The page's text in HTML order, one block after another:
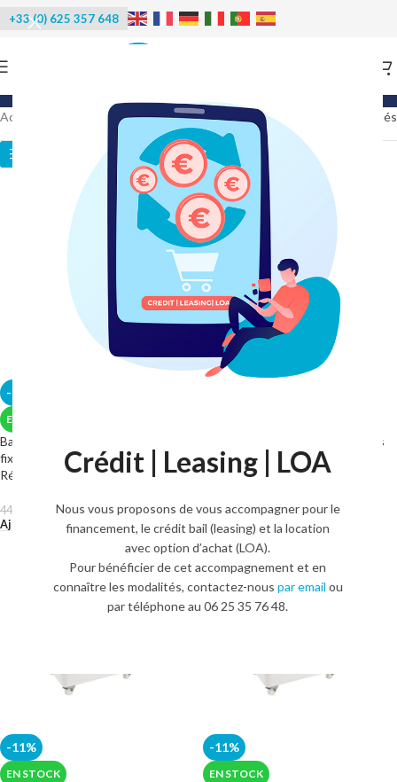
Crédit | Leasing | LOA
Nous vous proposons de vous accompagner pour le
financement, le crédit bail (leasing) et la location
avec option d’achat (LOA).
Pour bénéficier de cet accompagnement et en
connaître les modalités, contactez-nouspar emailou
par téléphone au 06 25 35 76 48.
+33 (0) 625 357 648
Categories
Accueil
Produits identifiés “chariot à glace” 15 résultats affichés
Catégories des produits
-10%
EN STOCK
Bac blanc volume 100 L – 2 roues
fixes et 2 pivotantes inox
Réf:G147031
446,00 400,00€ HT.
Ajouter Au Panier
Bac blanc volume 100 L – 4 roues
pivotantes inox Réf:G147021
Ajouter Au Panier
-11%
EN STOCK
-11%
EN STOCK